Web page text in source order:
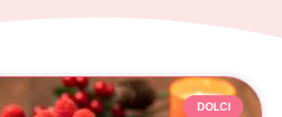
DOLCI